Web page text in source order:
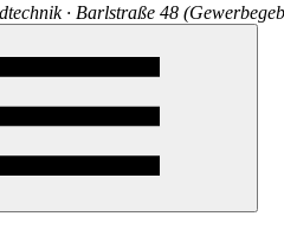
· Barlstraße 48